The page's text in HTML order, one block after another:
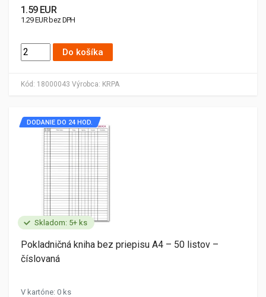
Kód: 18000043 Výrobca: KRPA
1.59 EUR
1.29 EUR bez DPH
Do košíka
Skladom: 5+ ks
DODANIE DO 24 HOD.
Pokladničná kniha bez priepisu A4 – 50 listov –
číslovaná
V kartóne: 0 ks